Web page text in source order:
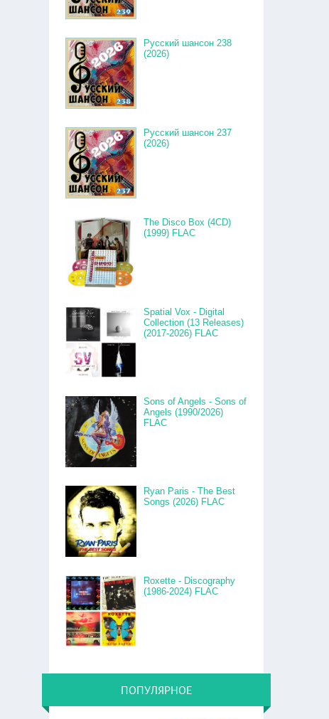
Русский шансон 238
(2026)
Русский шансон 237
(2026)
The Disco Box (4CD)
(1999) FLAC
Spatial Vox - Digital
Collection (13 Releases)
(2017-2026) FLAC
Sons of Angels - Sons of
Angels (1990/2026)
FLAC
Ryan Paris - The Best
Songs (2026) FLAC
Roxette - Discography
(1986-2024) FLAC
ПОПУЛЯРНОЕ